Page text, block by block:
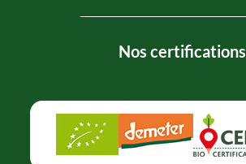
Nos certifications